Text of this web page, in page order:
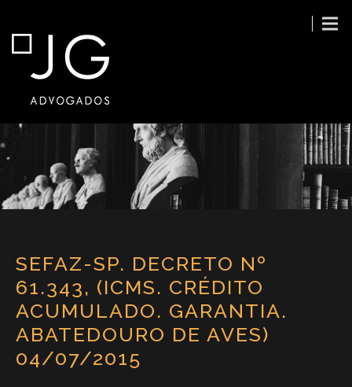
SEFAZ-SP. DECRETO Nº
61.343, (ICMS. CRÉDITO
ACUMULADO. GARANTIA.
ABATEDOURO DE AVES)
04/07/2015